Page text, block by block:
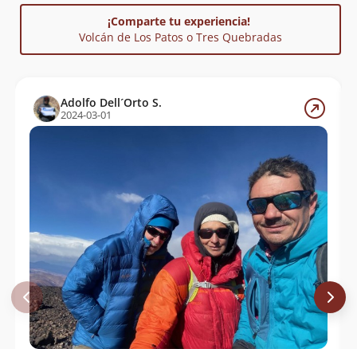
¡Comparte tu experiencia!
Volcán de Los Patos o Tres Quebradas
Adolfo Dell´Orto S.
2024-03-01